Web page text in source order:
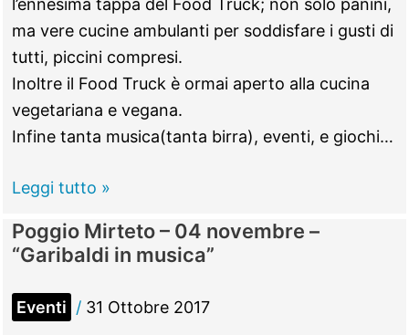
“Profumi
e
sapori
d’Autunno”
l’ennesima tappa del Food Truck; non solo panini,
ma vere cucine ambulanti per soddisfare i gusti di
tutti, piccini compresi.
Inoltre il Food Truck è ormai aperto alla cucina
vegetariana e vegana.
Infine tanta musica(tanta birra), eventi, e giochi…
Cerveteri
dal
02
al
05
Leggi tutto »
Poggio Mirteto – 04 novembre –
“Garibaldi in musica”
Eventi / 31 Ottobre 2017